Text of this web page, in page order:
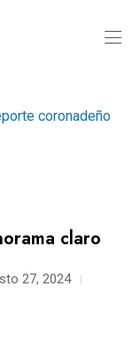
coronadeño
claro
27, 2024